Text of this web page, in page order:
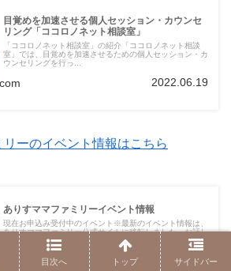
目覚めを加速させる個人セッション・カウンセ
リング「ココロノネット相談室」
「ココロノネット相談室」の紹介「ココロノネット相談
室」では、目覚めを加速させるための個人セッション・カ
ウンセリングを行っ...
2022.06.19
ーのイベント情報はこちら
ありすママファミリーイベント情報
現在お申込み受付中のイベント※最新のイベント情報は、
ありすママファミリー公式サイトに移転しました。お話し
会ありすママとフ...
目次へ トップ サイドバー